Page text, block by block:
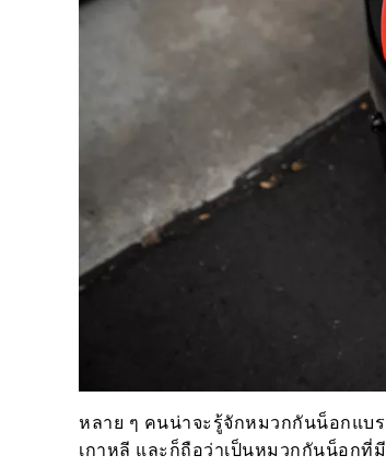
หลาย ๆ คนน่าจะรู้จักหมวกกันน็อกแบ
เกาหลี และก็ถือว่าเป็นหมวกกันน็อกที่